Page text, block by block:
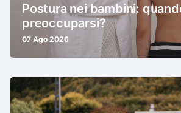
Postura nei bambini:
preoccuparsi?
07 Ago 2026